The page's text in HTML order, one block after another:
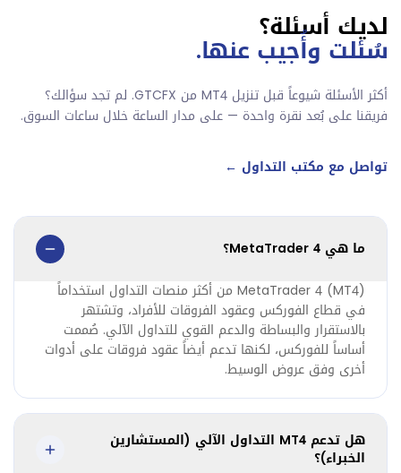
لديك أسئلة؟
سُئلت وأُجيب عنها.
أكثر الأسئلة شيوعاً قبل تنزيل MT4 من GTCFX. لم تجد سؤالك؟
فريقنا على بُعد نقرة واحدة — على مدار الساعة خلال ساعات السوق.
تواصل مع مكتب التداول ←
ما هي MetaTrader 4؟
MetaTrader 4 (MT4) من أكثر منصات التداول استخداماً
في قطاع الفوركس وعقود الفروقات للأفراد، وتشتهر
بالاستقرار والبساطة والدعم القوي للتداول الآلي. صُممت
أساساً للفوركس، لكنها تدعم أيضاً عقود فروقات على أدوات
أخرى وفق عروض الوسيط.
هل تدعم MT4 التداول الآلي (المستشارين
الخبراء)؟